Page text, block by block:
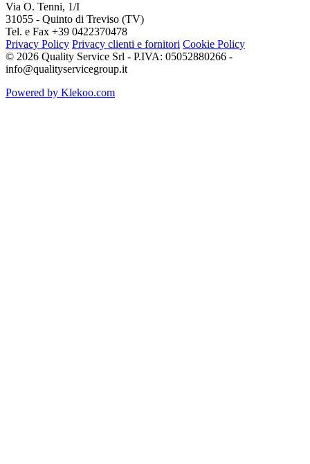
Via O. Tenni, 1/I
31055 - Quinto di Treviso (TV)
Tel. e Fax +39 0422370478
Privacy Policy Privacy clienti e fornitori Cookie Policy
© 2026 Quality Service Srl - P.IVA: 05052880266 -
info@qualityservicegroup.it
Powered by Klekoo.com